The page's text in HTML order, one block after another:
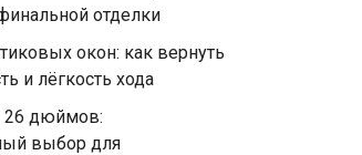
отделки
окон: как вернуть
и лёгкость хода
26 дюймов:
выбор для